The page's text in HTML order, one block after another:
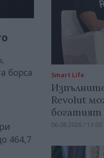
борса
464,7
Smart Life
Revolut
богатият
06.08.2026 / 13:00